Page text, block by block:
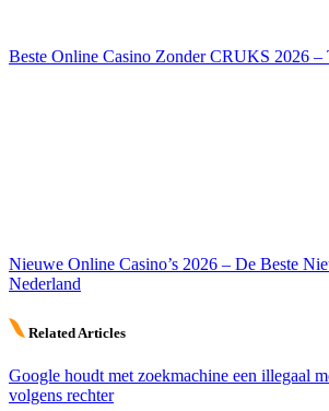
Beste Online Casino Zonder CRUKS 2026 –
Nieuwe Online Casino’s 2026 – De Beste
Nederland
Related Articles
Google houdt met zoekmachine een illegaal
volgens rechter